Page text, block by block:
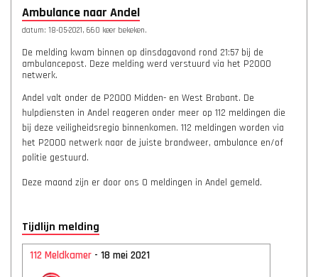
Ambulance naar Andel
datum: 18-05-2021, 660 keer bekeken.
De melding kwam binnen op dinsdagavond rond 21:57 bij de
ambulancepost. Deze melding werd verstuurd via het P2000
netwerk.
Andel valt onder de P2000 Midden- en West Brabant. De
hulpdiensten in Andel reageren onder meer op 112 meldingen die
bij deze veiligheidsregio binnenkomen. 112 meldingen worden via
het P2000 netwerk naar de juiste brandweer, ambulance en/of
politie gestuurd.
Deze maand zijn er door ons 0 meldingen in Andel gemeld.
Tijdlijn melding
112 Meldkamer - 18 mei 2021